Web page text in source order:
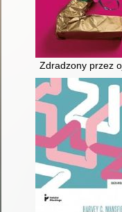
Zdradzony przez